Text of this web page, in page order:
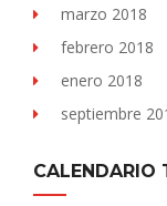
marzo 2018
febrero 2018
enero 2018
septiembre
CALENDARIO